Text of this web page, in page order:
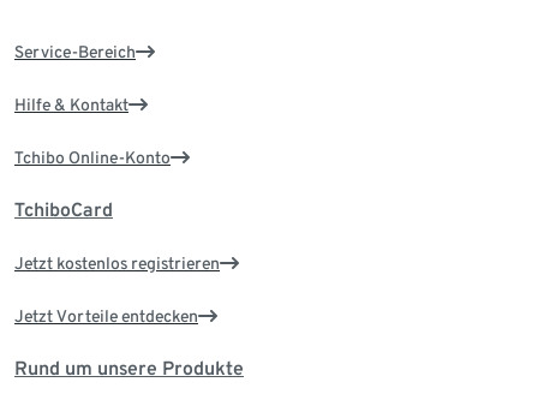
Service-Bereich
Hilfe & Kontakt
Tchibo Online-Konto
TchiboCard
Jetzt kostenlos registrieren
Jetzt Vorteile entdecken
Rund um unsere Produkte